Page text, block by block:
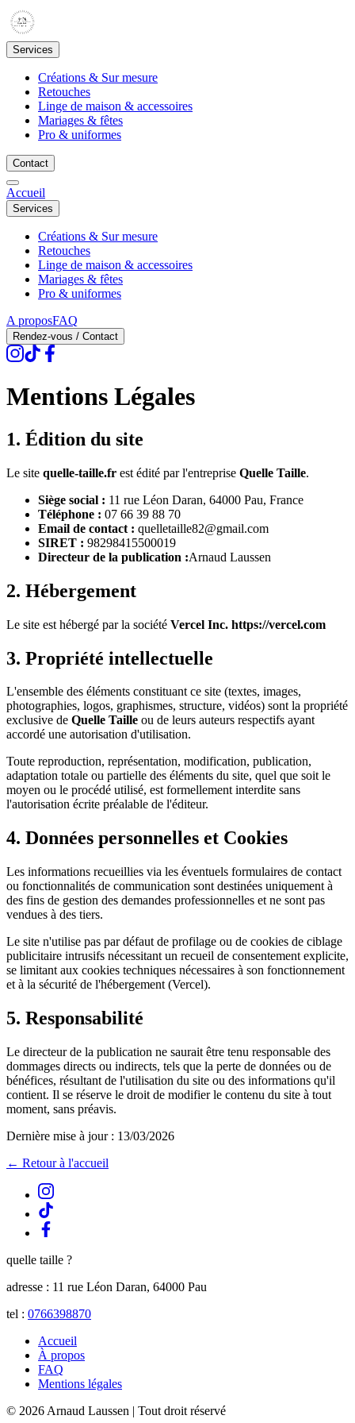
Services
Créations & Sur mesure
Retouches
Linge de maison & accessoires
Mariages & fêtes
Pro & uniformes
Contact
Accueil
Services
Créations & Sur mesure
Retouches
Linge de maison & accessoires
Mariages & fêtes
Pro & uniformes
A proposFAQ
Rendez-vous / Contact
Mentions Légales
1. Édition du site
Le site quelle-taille.fr est édité par l'entreprise Quelle Taille.
Siège social : 11 rue Léon Daran, 64000 Pau, France
Téléphone : 07 66 39 88 70
Email de contact : quelletaille82@gmail.com
SIRET : 98298415500019
Directeur de la publication :Arnaud Laussen
2. Hébergement
Le site est hébergé par la société Vercel Inc. https://vercel.com
3. Propriété intellectuelle
L'ensemble des éléments constituant ce site (textes, images,
photographies, logos, graphismes, structure, vidéos) sont la propriété
exclusive de Quelle Taille ou de leurs auteurs respectifs ayant
accordé une autorisation d'utilisation.
Toute reproduction, représentation, modification, publication,
adaptation totale ou partielle des éléments du site, quel que soit le
moyen ou le procédé utilisé, est formellement interdite sans
l'autorisation écrite préalable de l'éditeur.
4. Données personnelles et Cookies
Les informations recueillies via les éventuels formulaires de contact
ou fonctionnalités de communication sont destinées uniquement à
des fins de gestion des demandes professionnelles et ne sont pas
vendues à des tiers.
Le site n'utilise pas par défaut de profilage ou de cookies de ciblage
publicitaire intrusifs nécessitant un recueil de consentement explicite,
se limitant aux cookies techniques nécessaires à son fonctionnement
et à la sécurité de l'hébergement (Vercel).
5. Responsabilité
Le directeur de la publication ne saurait être tenu responsable des
dommages directs ou indirects, tels que la perte de données ou de
bénéfices, résultant de l'utilisation du site ou des informations qu'il
contient. Il se réserve le droit de modifier le contenu du site à tout
moment, sans préavis.
Dernière mise à jour : 13/03/2026
← Retour à l'accueil
quelle taille ?
adresse : 11 rue Léon Daran, 64000 Pau
tel : 0766398870
Accueil
À propos
FAQ
Mentions légales
© 2026 Arnaud Laussen | Tout droit réservé